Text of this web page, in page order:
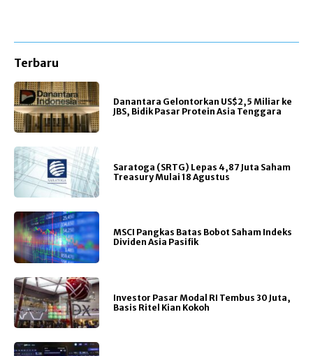
Terbaru
Danantara Gelontorkan US$2,5 Miliar ke
JBS, Bidik Pasar Protein Asia Tenggara
Saratoga (SRTG) Lepas 4,87 Juta Saham
Treasury Mulai 18 Agustus
MSCI Pangkas Batas Bobot Saham Indeks
Dividen Asia Pasifik
Investor Pasar Modal RI Tembus 30 Juta,
Basis Ritel Kian Kokoh